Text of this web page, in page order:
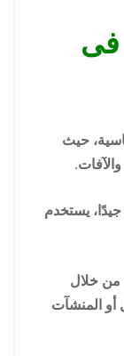
فى
حيث
يستخدم
من خلال
أو المنشآت